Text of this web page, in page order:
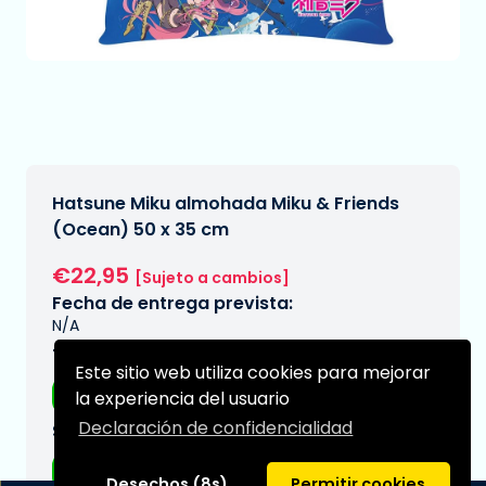
Este sitio web utiliza cookies para mejorar
la experiencia del usuario
Declaración de confidencialidad
Hatsune Miku almohada Miku & Friends
(Ocean) 50 x 35 cm
€22,95 [Sujeto a cambios]
Fecha de entrega prevista:
N/A
Tipo:
Almohadas
Serie:
Hatsune Miku